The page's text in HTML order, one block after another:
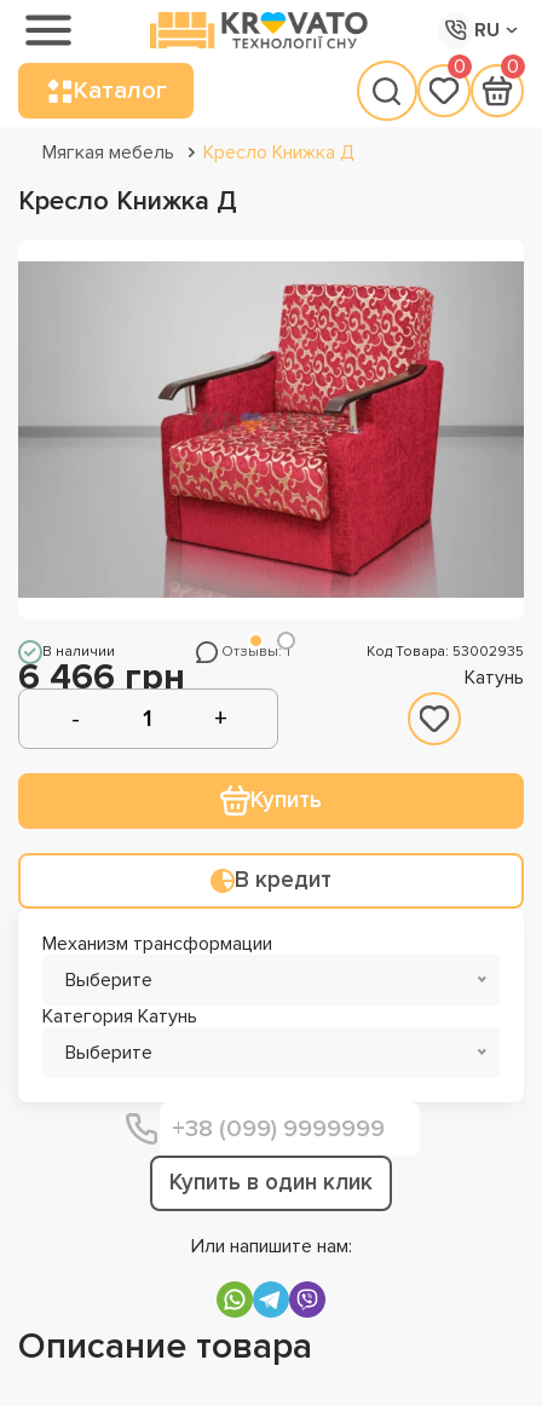
RU
Каталог
0 0
Мягкая мебель Кресло Книжка Д
Кресло Книжка Д
В наличии Отзывы: 1 Код Товара: 53002935
6 466 грн Катунь
Купить
В кредит
Механизм трансформации
Выберите
Категория Катунь
Выберите
Купить в один клик
Или напишите нам:
Описание товара